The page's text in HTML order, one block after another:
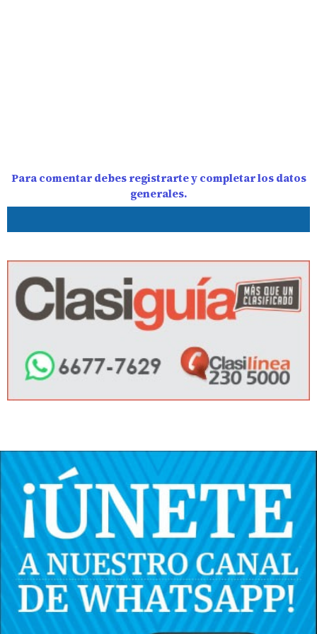
Para comentar debes registrarte y completar los datos
generales.